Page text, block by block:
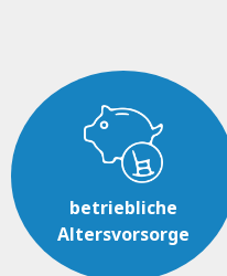
betriebliche
Altersvorsorge